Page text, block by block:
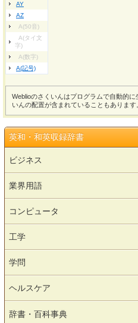
AY
AZ
A(50音)
A(タイ文
字)
A(数字)
A(記号)
Weblioのさくいんはプログラムで自動的
いんの配置が含まれていることもあります
英和・和英収録辞書
ビジネス
業界用語
コンピュータ
工学
学問
ヘルスケア
辞書・百科事典